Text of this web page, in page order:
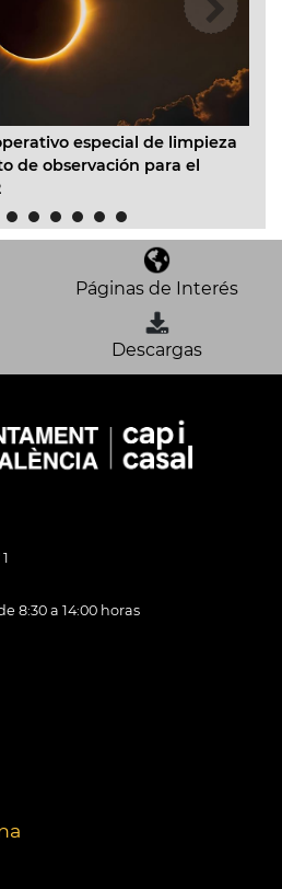
limpieza
el
El Ayuntamiento
Infantil Municipal
Páginas de Interés
Descargas
8:30 a 14:00 horas